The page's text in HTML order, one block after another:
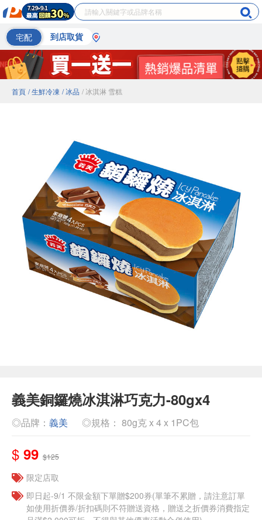
宅配 到店取貨
首頁 / 生鮮冷凍 / 冰品 / 冰淇淋 雪糕
義美銅鑼燒冰淇淋巧克力-80gx4
◎品牌： 義美 ◎規格： 80g克 x 4 x 1PC包
$ 99 $125
限定店取
即日起-9/1 不限金額下單贈$200券(單筆不累贈，請注意訂單
如使用折價券/折扣碼則不符贈送資格，贈送之折價券消費指定